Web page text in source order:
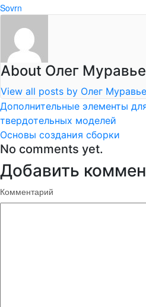
Sovrn
About Олег
View all posts by Олег
Дополнительные элементы
твердотельных моделей
Основы создания сборки
No comments yet.
Добавить
Комментарий